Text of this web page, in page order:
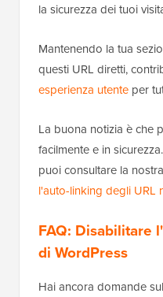
la sicurezza dei tuoi
Mantenendo la tua
questi URL diretti,
esperienza utente per
La buona notizia è che
facilmente e in
puoi consultare la
l'auto-linking degli URL
FAQ: Disabilitare
di WordPress
Hai ancora domande